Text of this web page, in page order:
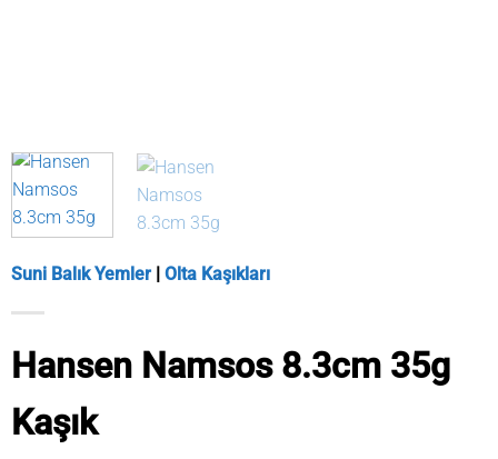
Suni Balık Yemler | Olta Kaşıkları
Hansen Namsos 8.3cm 35g
Kaşık